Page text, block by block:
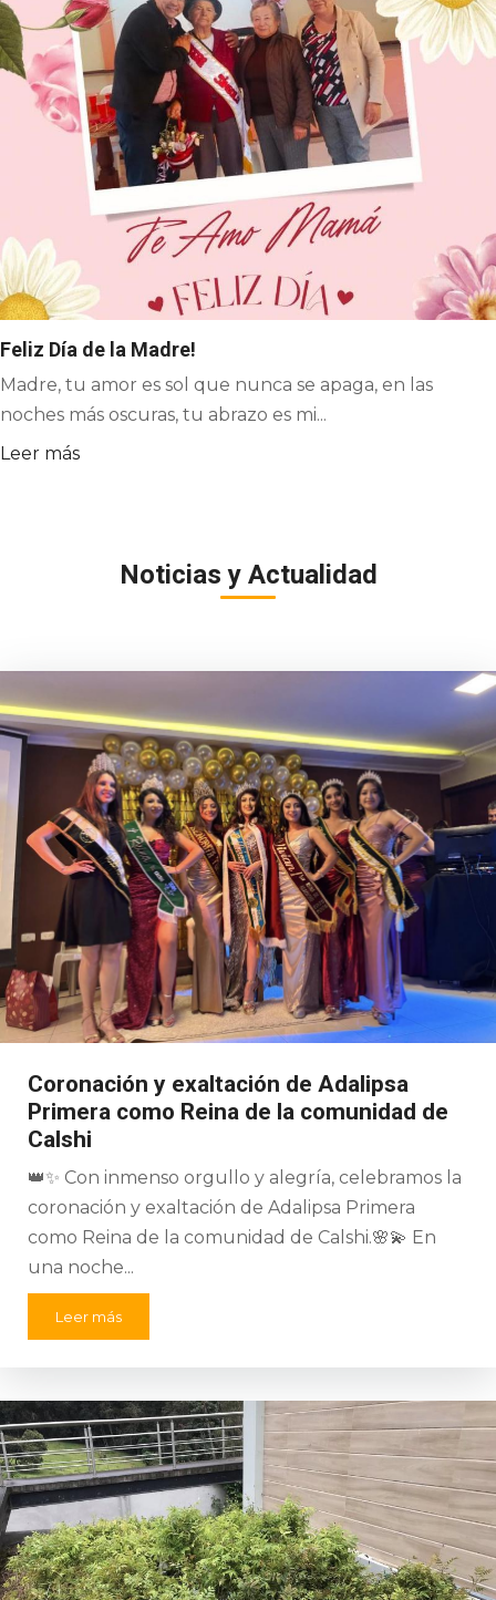
Feliz Día de la Madre!
Madre, tu amor es sol que nunca se apaga, en las
noches más oscuras, tu abrazo es mi...
Leer más
Noticias y Actualidad
Coronación y exaltación de Adalipsa
Primera como Reina de la comunidad de
Calshi
👑✨ Con inmenso orgullo y alegría, celebramos la
coronación y exaltación de Adalipsa Primera
como Reina de la comunidad de Calshi.🌸💫 En
una noche...
Leer más